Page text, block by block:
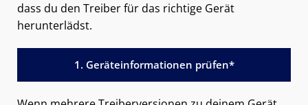
dass du den Treiber für das richtige Gerät
herunterlädst.
1. Geräteinformationen prüfen*